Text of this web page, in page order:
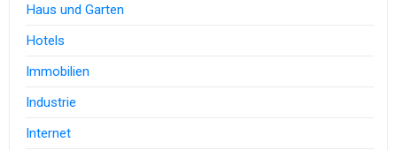
Haus und Garten
Hotels
Immobilien
Industrie
Internet